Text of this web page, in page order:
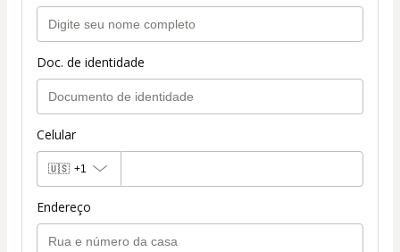
Doc. de identidade
Celular
🇺🇸 +1
Endereço